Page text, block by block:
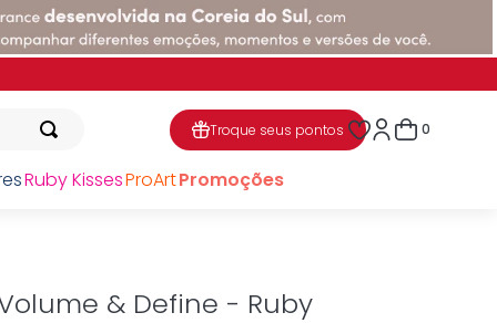
Troque seus pontos 0
Ruby KissesProArtPromoções
& Define - Ruby